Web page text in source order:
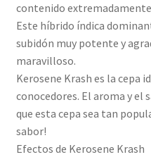
contenido
Este híbrido índica
subidón muy potente y
maravilloso.
Kerosene Krash es la cepa
conocedores. El aroma y el
que esta cepa sea tan
sabor!
Efectos de Kerosene Krash